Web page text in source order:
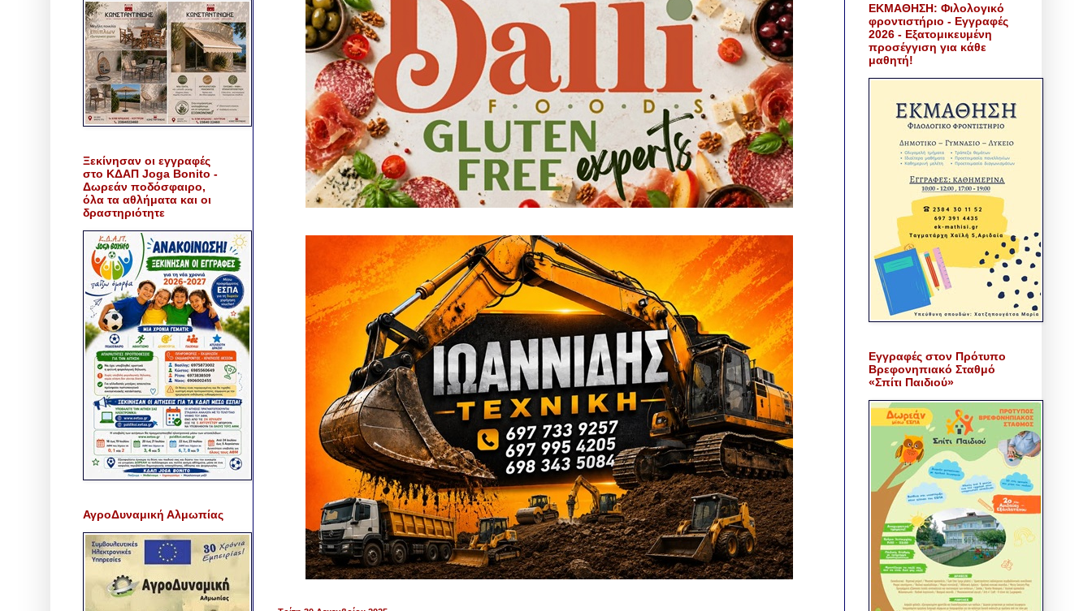
Ξεκίνησαν οι εγγραφές
στο ΚΔΑΠ Joga Bonito -
Δωρεάν ποδόσφαιρο,
όλα τα αθλήματα και οι
δραστηριότητε
ΑγροΔυναμική Αλμωπίας
ΕΚΜΑΘΗΣΗ: Φιλολογικό
φροντιστήριο - Εγγραφές
2026 - Εξατομικευμένη
προσέγγιση για κάθε
μαθητή!
Εγγραφές στον Πρότυπο
Βρεφονηπιακό Σταθμό
«Σπίτι Παιδιού»